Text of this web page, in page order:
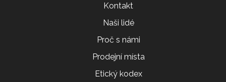
Kontakt
Naši lidé
Proč s námi
Prodejní místa
Etický kodex